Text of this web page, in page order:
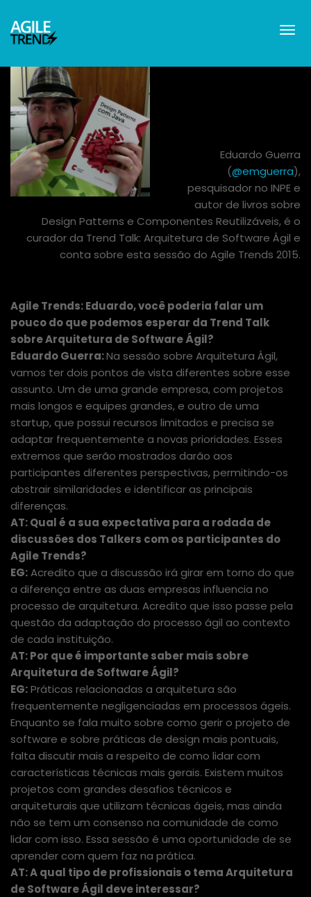
Eduardo Guerra
(@emguerra),
pesquisador no INPE e
autor de livros sobre
Design Patterns e Componentes Reutilizáveis, é o
curador da Trend Talk: Arquitetura de Software Ágil e
conta sobre esta sessão do Agile Trends 2015.
Agile Trends: Eduardo, você poderia falar um
pouco do que podemos esperar da Trend Talk
sobre Arquitetura de Software Ágil?
Eduardo Guerra:Na sessão sobre Arquitetura Ágil,
vamos ter dois pontos de vista diferentes sobre esse
assunto. Um de uma grande empresa, com projetos
mais longos e equipes grandes, e outro de uma
startup, que possui recursos limitados e precisa se
adaptar frequentemente a novas prioridades. Esses
extremos que serão mostrados darão aos
participantes diferentes perspectivas, permitindo-os
abstrair similaridades e identificar as principais
diferenças.
AT: Qual é a sua expectativa para a rodada de
discussões dos Talkers com os participantes do
Agile Trends?
EG:Acredito que a discussão irá girar em torno do que
a diferença entre as duas empresas influencia no
processo de arquitetura. Acredito que isso passe pela
questão da adaptação do processo ágil ao contexto
de cada instituição.
AT: Por que é importante saber mais sobre
Arquitetura de Software Ágil?
EG:Práticas relacionadas a arquitetura são
frequentemente negligenciadas em processos ágeis.
Enquanto se fala muito sobre como gerir o projeto de
software e sobre práticas de design mais pontuais,
falta discutir mais a respeito de como lidar com
características técnicas mais gerais. Existem muitos
projetos com grandes desafios técnicos e
arquiteturais que utilizam técnicas ágeis, mas ainda
não se tem um consenso na comunidade de como
lidar com isso. Essa sessão é uma oportunidade de se
aprender com quem faz na prática.
AT: A qual tipo de profissionais o tema Arquitetura
de Software Ágil deve interessar?